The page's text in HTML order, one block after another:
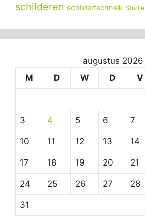
schilderen schildertechniek Studie
augustus 2026
M
D W D V
3 4 5 6 7
10 11 12 13 14
17 18 19 20 21
24 25 26 27 28
31